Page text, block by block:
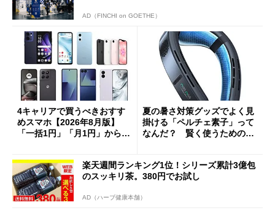
AD（FINCHI on GOETHE）
4キャリアで買うべきおすす
めスマホ【2026年8月版】
「一括1円」「月1円」からお
夏の暑さ対策グッズでよく見
掛ける「ペルチェ素子」って
なんだ？ 賢く使うための注
楽天週間ランキング1位！シリーズ累計3億包
のスッキリ茶。380円でお試し
AD（ハーブ健康本舗）